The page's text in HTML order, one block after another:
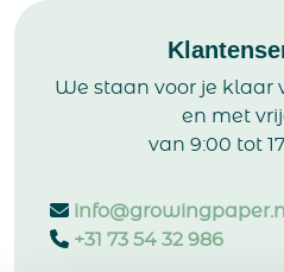
We staan voor je
en met
van 9:00 tot
+31 73 54 32 986